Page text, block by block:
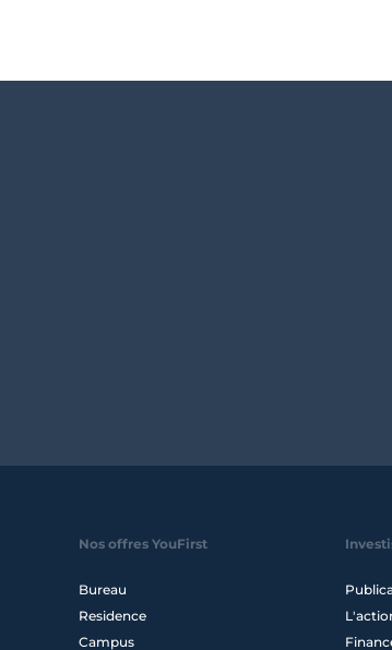
Nos offres YouFirst
Bureau
Residence
Campus